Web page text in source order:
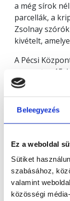
Beleegyezés
Ez a weboldal
Sütiket
szabásához,
valamint
közösségi
a még sírok
parcellák, a
Zsolnay
kivételt,
A Pécsi
augusztus 15.
tervezzük a
XI, XII, XIII, XXI
tervet a
a
bepótolják az